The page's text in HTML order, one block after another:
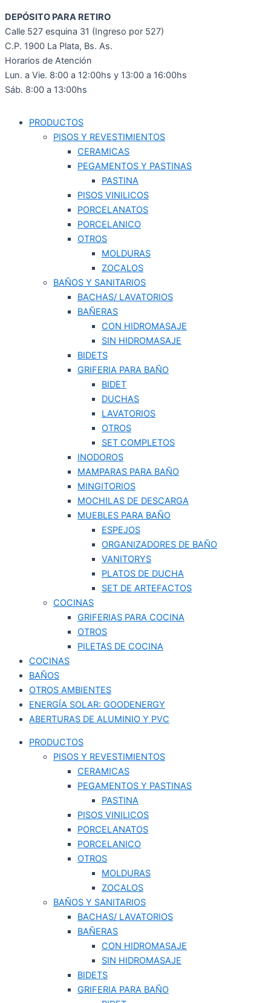
DEPÓSITO PARA RETIRO
Calle 527 esquina 31 (Ingreso por 527)
C.P. 1900 La Plata, Bs. As.
Horarios de Atención
Lun. a Vie. 8:00 a 12:00hs y 13:00 a 16:00hs
Sáb. 8:00 a 13:00hs
PRODUCTOS
PISOS Y REVESTIMIENTOS
CERAMICAS
PEGAMENTOS Y PASTINAS
PASTINA
PISOS VINILICOS
PORCELANATOS
PORCELANICO
OTROS
MOLDURAS
ZOCALOS
BAÑOS Y SANITARIOS
BACHAS/ LAVATORIOS
BAÑERAS
CON HIDROMASAJE
SIN HIDROMASAJE
BIDETS
GRIFERIA PARA BAÑO
BIDET
DUCHAS
LAVATORIOS
OTROS
SET COMPLETOS
INODOROS
MAMPARAS PARA BAÑO
MINGITORIOS
MOCHILAS DE DESCARGA
MUEBLES PARA BAÑO
ESPEJOS
ORGANIZADORES DE BAÑO
VANITORYS
PLATOS DE DUCHA
SET DE ARTEFACTOS
COCINAS
GRIFERIAS PARA COCINA
OTROS
PILETAS DE COCINA
COCINAS
BAÑOS
OTROS AMBIENTES
ENERGÍA SOLAR: GOODENERGY
ABERTURAS DE ALUMINIO Y PVC
PRODUCTOS
PISOS Y REVESTIMIENTOS
CERAMICAS
PEGAMENTOS Y PASTINAS
PASTINA
PISOS VINILICOS
PORCELANATOS
PORCELANICO
OTROS
MOLDURAS
ZOCALOS
BAÑOS Y SANITARIOS
BACHAS/ LAVATORIOS
BAÑERAS
CON HIDROMASAJE
SIN HIDROMASAJE
BIDETS
GRIFERIA PARA BAÑO